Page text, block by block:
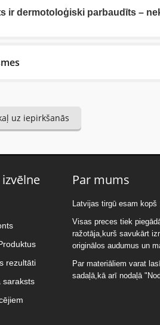
ir dermotoloģiski parbaudīts –
20 Maijs 2020
atsauksmi....(min. 10, max. 2000 simboli)
preci. Lūdzu izvēlieties
uz iepirkšanās
rezultāti
saraksts
Par mums
Latvijas tirgū esam kopš
Visas preces tiek
ražotāja,kurš savukārt
originālos audumus un
Par materiāliem varat
sadaļā,kā arī nodaļā